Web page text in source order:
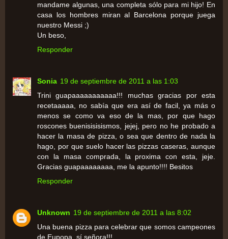
mandame algunas, una completa sólo para mi hijo! En
casa los hombres miran al Barcelona porque juega
nuestro Messi ;)
Un beso,
Responder
Sonia 19 de septiembre de 2011 a las 1:03
Trini guapaaaaaaaaaaa!!! muchas gracias por esta
recetaaaaa, no sabía que era así de facil, ya más o
menos se como va eso de la mas, por que hago
roscones buenisisisismos, jejej, pero no he probado a
hacer la masa de pizza, o sea que dentro de nada la
hago, por que suelo hacer las pizzas caseras, aunque
con la masa comprada, la proxima con esta, jeje.
Gracias guapaaaaaaaa, me la apunto!!!! Besitos
Responder
Unknown 19 de septiembre de 2011 a las 8:02
Una buena pizza para celebrar que somos campeones
de Eupopa, sí señora!!!